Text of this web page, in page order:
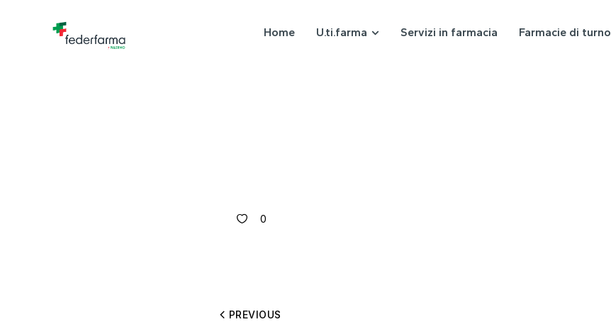
Home U.ti.farma Servizi in farmacia Farmacie di turno
0
PREVIOUS